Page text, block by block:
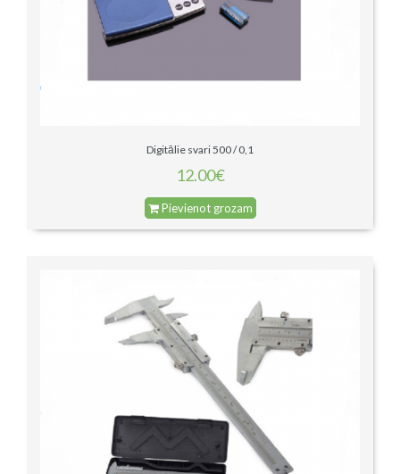
Digitālie svari 500 / 0,1
12.00€
Pievienot grozam